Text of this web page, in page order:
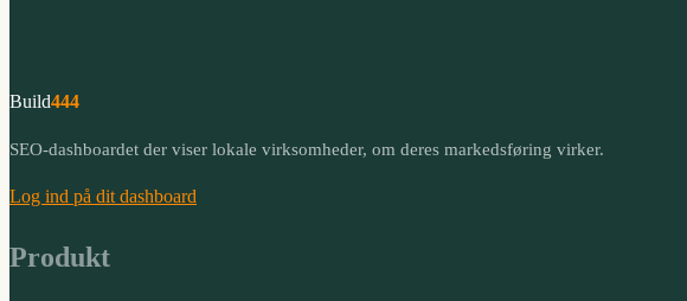
Build444
SEO-dashboardet der viser lokale virksomheder, om deres markedsføring virker.
Log ind på dit dashboard
Produkt